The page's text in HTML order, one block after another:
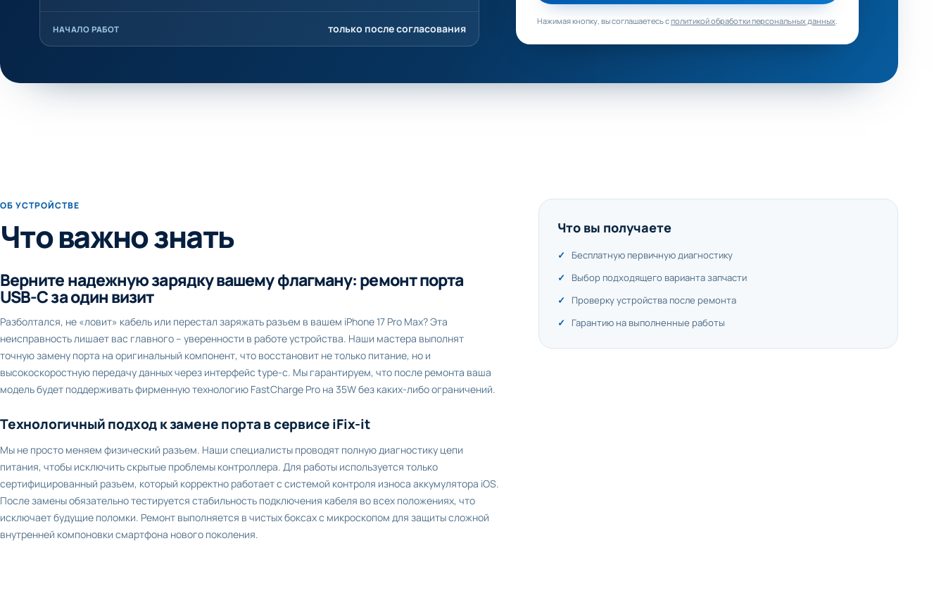
НАЧАЛО РАБОТ только после согласования
Нажимая кнопку, вы соглашаетесь сполитикой обработки персональных данных.
ОБ УСТРОЙСТВЕ
Что важно знать
Верните надежную зарядку вашему флагману: ремонт порта
USB-C за один визит
Разболтался, не «ловит» кабель или перестал заряжать разъем в вашем iPhone 17 Pro Max? Эта
неисправность лишает вас главного – уверенности в работе устройства. Наши мастера выполнят
точную замену порта на оригинальный компонент, что восстановит не только питание, но и
высокоскоростную передачу данных через интерфейс type-c. Мы гарантируем, что после ремонта ваша
модель будет поддерживать фирменную технологию FastCharge Pro на 35W без каких-либо ограничений.
Технологичный подход к замене порта в сервисе iFix-it
Мы не просто меняем физический разъем. Наши специалисты проводят полную диагностику цепи
питания, чтобы исключить скрытые проблемы контроллера. Для работы используется только
сертифицированный разъем, который корректно работает с системой контроля износа аккумулятора iOS.
После замены обязательно тестируется стабильность подключения кабеля во всех положениях, что
исключает будущие поломки. Ремонт выполняется в чистых боксах с микроскопом для защиты сложной
внутренней компоновки смартфона нового поколения.
Что вы получаете
Бесплатную первичную диагностику
Выбор подходящего варианта запчасти
Проверку устройства после ремонта
Гарантию на выполненные работы